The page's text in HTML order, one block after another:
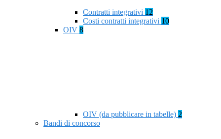
Contratti integrativi 12
Costi contratti integrativi 10
OIV 8
OIV (da pubblicare in tabelle) 2
Bandi di concorso